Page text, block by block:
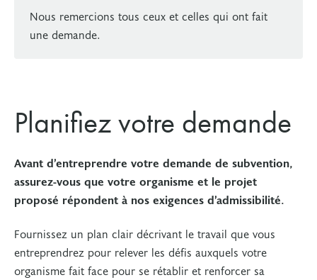
Nous remercions tous ceux et celles qui ont fait
une demande.
Planifiez votre demande
Avant d’entreprendre votre demande de subvention,
assurez-vous que votre organisme et le projet
proposé répondent à nos exigences d’admissibilité.
Fournissez un plan clair décrivant le travail que vous
entreprendrez pour relever les défis auxquels votre
organisme fait face pour se rétablir et renforcer sa